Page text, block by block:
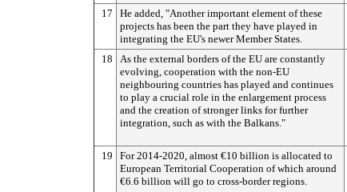
17
He added, "Another important element of these
projects has been the part they have played in
integrating the EU's newer Member States.
18
As the external borders of the EU are constantly
evolving, cooperation with the non-EU
neighbouring countries has played and continues
to play a crucial role in the enlargement process
and the creation of stronger links for further
integration, such as with the Balkans."
19
For 2014-2020, almost €10 billion is allocated to
European Territorial Cooperation of which around
€6.6 billion will go to cross-border regions.